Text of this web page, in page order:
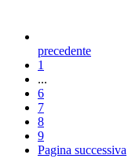
precedente
1
...
6
7
8
9
Pagina successiva